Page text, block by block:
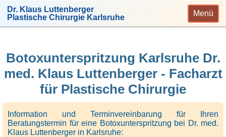
Dr. Klaus Luttenberger
Plastische Chirurgie Karlsruhe
Menü
Botoxunterspritzung Karlsruhe Dr.
med. Klaus Luttenberger - Facharzt
für Plastische Chirurgie
Information und Terminvereinbarung für Ihren
Beratungstermin für eine Botoxunterspritzung bei Dr. med.
Klaus Luttenberger in Karlsruhe: